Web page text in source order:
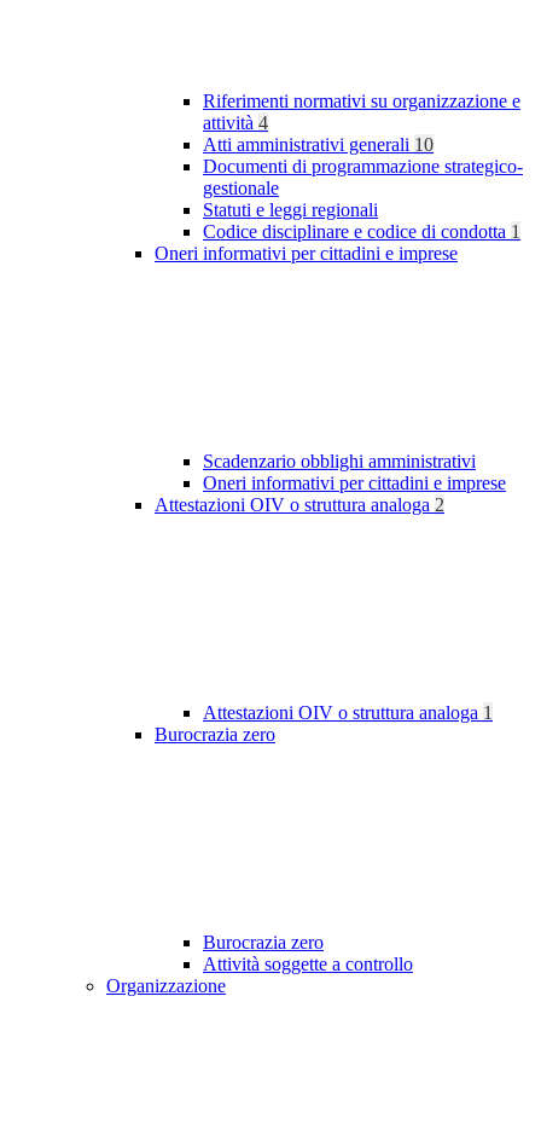
Riferimenti normativi su organizzazione e
attività 4
Atti amministrativi generali 10
Documenti di programmazione strategico-
gestionale
Statuti e leggi regionali
Codice disciplinare e codice di condotta 1
Oneri informativi per cittadini e imprese
Scadenzario obblighi amministrativi
Oneri informativi per cittadini e imprese
Attestazioni OIV o struttura analoga 2
Attestazioni OIV o struttura analoga 1
Burocrazia zero
Burocrazia zero
Attività soggette a controllo
Organizzazione